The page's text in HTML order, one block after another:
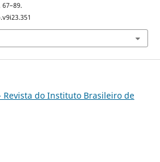
67–89.
Revista do Instituto Brasileiro de